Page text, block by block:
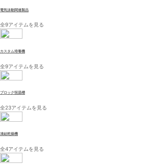
電気泳動関連製品
全9アイテムを見る
カスタム培養機
全9アイテムを見る
ブロック恒温槽
全23アイテムを見る
凍結乾燥機
全4アイテムを見る